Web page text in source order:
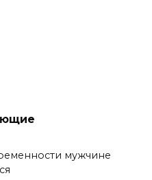
мужчине